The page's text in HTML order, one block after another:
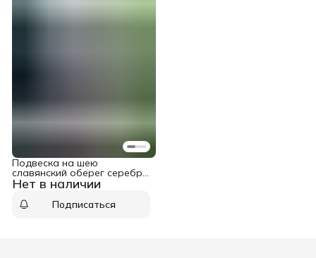
Нет в наличии
Подвеска на шею
славянский оберег серебро
925 Бык
Подписаться